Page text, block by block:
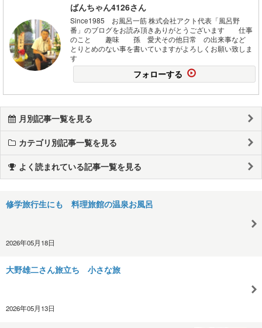
ばんちゃん4126さん
Since1985 お風呂一筋 株式会社アクト代表「風呂野
番」のブログをお読み頂きありがとうございます 仕事
のこと 趣味 孫 愛犬その他日常 の出来事など
とりとめのない事を書いていますがよろしくお願い致しま
す
フォローする
月別記事一覧を見る
カテゴリ別記事一覧を見る
よく読まれている記事一覧を見る
修学旅行生にも 料理旅館の温泉お風呂
2026年05月18日
大野雄二さん旅立ち 小さな旅
2026年05月13日